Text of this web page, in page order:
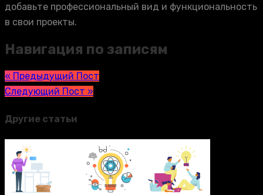
добавьте профессиональный вид и функциональность
в свои проекты.
Навигация по записям
« Предыдущий Пост
Следующий Пост »
Другие статьи